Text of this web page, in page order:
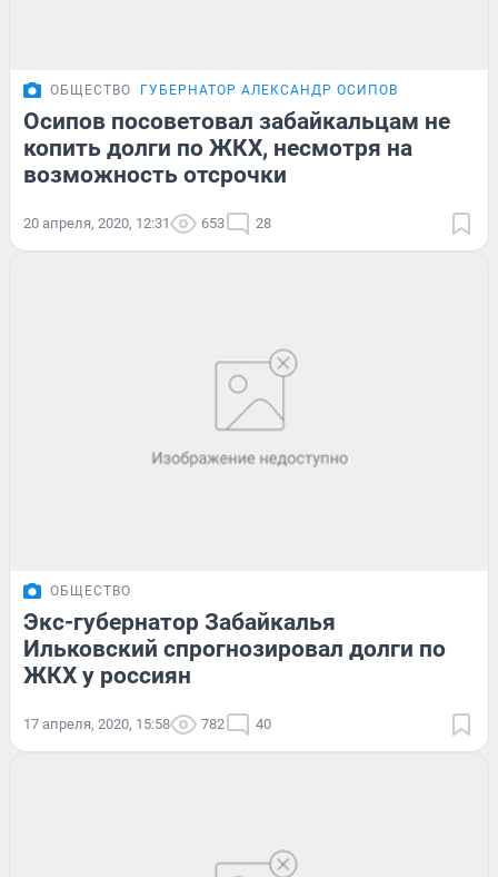
ОБЩЕСТВО ГУБЕРНАТОР АЛЕКСАНДР ОСИПОВ
Осипов посоветовал забайкальцам не
копить долги по ЖКХ, несмотря на
возможность отсрочки
20 апреля, 2020, 12:31 653 28
ОБЩЕСТВО
Экс-губернатор Забайкалья
Ильковский спрогнозировал долги по
ЖКХ у россиян
17 апреля, 2020, 15:58 782 40